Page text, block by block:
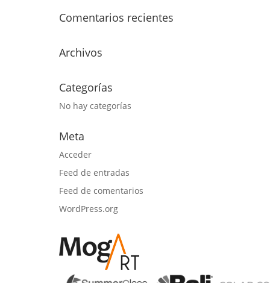
Comentarios recientes
Archivos
Categorías
No hay categorías
Meta
Acceder
Feed de entradas
Feed de comentarios
WordPress.org